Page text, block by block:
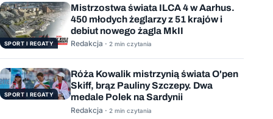
SPORT I REGATY
Mistrzostwa świata ILCA 4 w Aarhus.
450 młodych żeglarzy z 51 krajów i
debiut nowego żagla MkII
Redakcja · 2 min czytania
SPORT I REGATY
Róża Kowalik mistrzynią świata O'pen
Skiff, brąz Pauliny Szczepy. Dwa
medale Polek na Sardynii
Redakcja · 2 min czytania